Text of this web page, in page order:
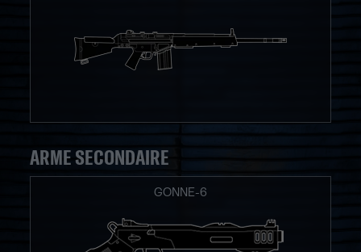
ARME SECONDAIRE
GONNE-6